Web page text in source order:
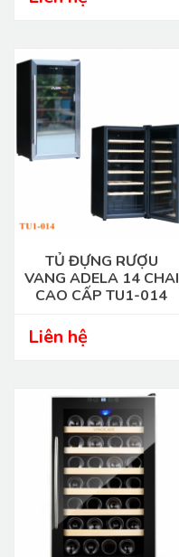
TỦ ĐỰNG RƯỢU
VANG ADELA 14 CHAI
CAO CẤP TU1-014
Liên hệ